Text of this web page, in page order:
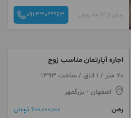
بیش از 12 ماه پیش 091330***63
اجاره آپارتمان مناسب زوج
70 متر / 1 اتاق / ساخت 1393
اصفهان - بزرگمهر
رهن
600,000,000 تومان